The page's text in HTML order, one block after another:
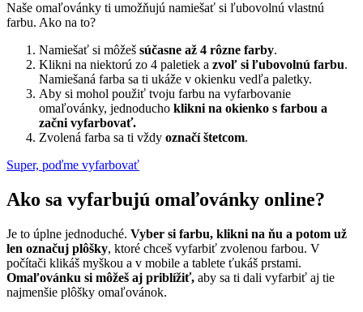
Naše omaľovánky ti umožňujú namiešať si ľubovolnú vlastnú
farbu. Ako na to?
Namiešať si môžeš súčasne až 4 rôzne farby.
Klikni na niektorú zo 4 paletiek a zvoľ si ľubovolnú farbu.
Namiešaná farba sa ti ukáže v okienku vedľa paletky.
Aby si mohol použiť tvoju farbu na vyfarbovanie
omaľovánky, jednoducho klikni na okienko s farbou a
začni vyfarbovať.
Zvolená farba sa ti vždy označí štetcom.
Super, poďme vyfarbovať
Ako sa vyfarbujú omaľovánky online?
Je to úplne jednoduché. Vyber si farbu, klikni na ňu a potom už
len označuj plôšky, ktoré chceš vyfarbiť zvolenou farbou. V
počítači klikáš myškou a v mobile a tablete ťukáš prstami.
Omaľovánku si môžeš aj priblížiť, aby sa ti dali vyfarbiť aj tie
najmenšie plôšky omaľovánok.